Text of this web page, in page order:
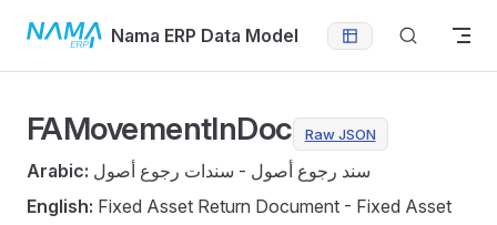
Skip to contentNama ERP Data Model
FAMovementInDoc Raw JSON
Arabic: سند رجوع أصول - سندات رجوع أصول
English: Fixed Asset Return Document - Fixed Asset